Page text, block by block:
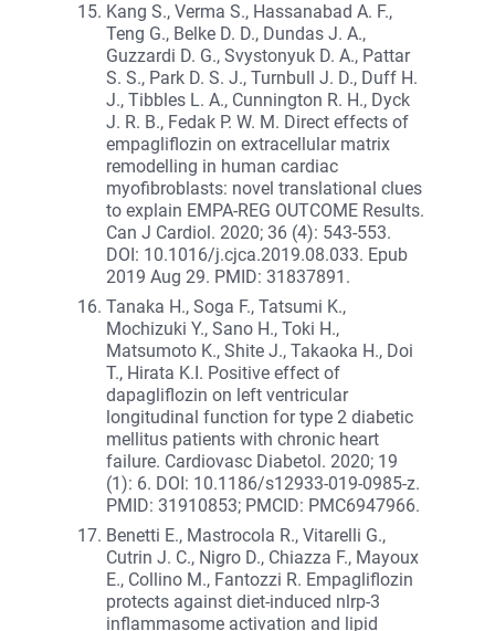
Kang S., Verma S., Hassanabad A. F.,
Teng G., Belke D. D., Dundas J. A.,
Guzzardi D. G., Svystonyuk D. A., Pattar
S. S., Park D. S. J., Turnbull J. D., Duff H.
J., Tibbles L. A., Cunnington R. H., Dyck
J. R. B., Fedak P. W. M. Direct effects of
empagliflozin on extracellular matrix
remodelling in human cardiac
myofibroblasts: novel translational clues
to explain EMPA-REG OUTCOME Results.
Can J Cardiol. 2020; 36 (4): 543-553.
DOI: 10.1016/j.cjca.2019.08.033. Epub
2019 Aug 29. PMID: 31837891.
Tanaka H., Soga F., Tatsumi K.,
Mochizuki Y., Sano H., Toki H.,
Matsumoto K., Shite J., Takaoka H., Doi
T., Hirata K.I. Positive effect of
dapagliflozin on left ventricular
longitudinal function for type 2 diabetic
mellitus patients with chronic heart
failure. Cardiovasc Diabetol. 2020; 19
(1): 6. DOI: 10.1186/s12933-019-0985-z.
PMID: 31910853; PMCID: PMC6947966.
Benetti E., Mastrocola R., Vitarelli G.,
Cutrin J. C., Nigro D., Chiazza F., Mayoux
E., Collino M., Fantozzi R. Empagliflozin
protects against diet-induced nlrp-3
inflammasome activation and lipid